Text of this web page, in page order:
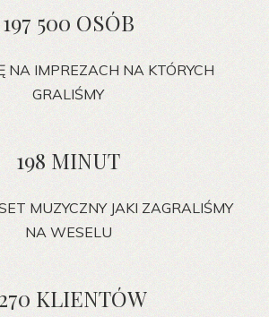
197 500 OSÓB
NA IMPREZACH NA KTÓRYCH
GRALIŚMY
198 MINUT
MUZYCZNY JAKI ZAGRALIŚMY
NA WESELU
KLIENTÓW